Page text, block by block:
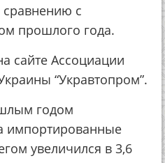
сравнению с
прошлого года.
сайте Ассоциации
“Укравтопром”.
годом
импортированные
увеличился в 3,6